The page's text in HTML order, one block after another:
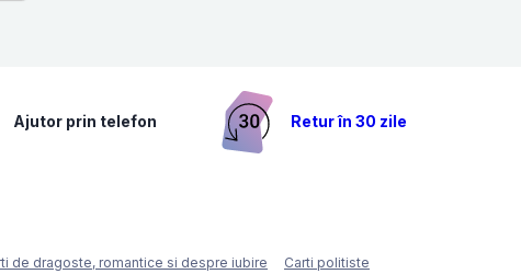
Ajutor prin telefon Retur în 30 zile
de dragoste, romantice si despre iubire
Carti politiste